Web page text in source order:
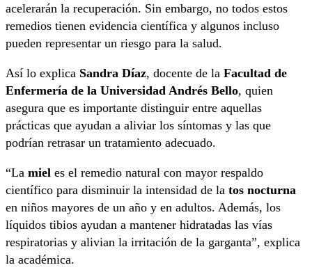
acelerarán la recuperación. Sin embargo, no todos estos
remedios tienen evidencia científica y algunos incluso
pueden representar un riesgo para la salud.
Así lo explica Sandra Díaz, docente de la Facultad de
Enfermería de la Universidad Andrés Bello, quien
asegura que es importante distinguir entre aquellas
prácticas que ayudan a aliviar los síntomas y las que
podrían retrasar un tratamiento adecuado.
“La miel es el remedio natural con mayor respaldo
científico para disminuir la intensidad de la tos nocturna
en niños mayores de un año y en adultos. Además, los
líquidos tibios ayudan a mantener hidratadas las vías
respiratorias y alivian la irritación de la garganta”, explica
la académica.